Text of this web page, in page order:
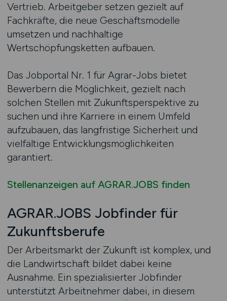
Vertrieb. Arbeitgeber setzen gezielt auf
Fachkräfte, die neue Geschäftsmodelle
umsetzen und nachhaltige
Wertschöpfungsketten aufbauen.
Das Jobportal Nr. 1 für Agrar-Jobs bietet
Bewerbern die Möglichkeit, gezielt nach
solchen Stellen mit Zukunftsperspektive zu
suchen und ihre Karriere in einem Umfeld
aufzubauen, das langfristige Sicherheit und
vielfältige Entwicklungsmöglichkeiten
garantiert.
Stellenanzeigen auf AGRAR.JOBS finden
AGRAR.JOBS Jobfinder für
Zukunftsberufe
Der Arbeitsmarkt der Zukunft ist komplex, und
die Landwirtschaft bildet dabei keine
Ausnahme. Ein spezialisierter Jobfinder
unterstützt Arbeitnehmer dabei, in diesem